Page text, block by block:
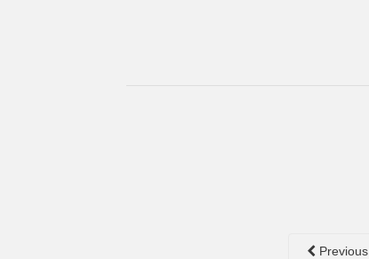
Previous